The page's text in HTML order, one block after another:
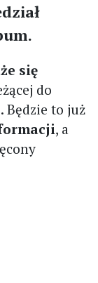
się
do
Będzie to już
, a